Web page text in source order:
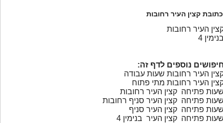
כתובת קצין העיר רחובות
העיר רחובות
4
נוספים לדף זה:
העיר רחובות שעות עבודה
העיר רחובות מתי פתוח
פתיחה קצין העיר רחובות
פתיחה קצין העיר סניף רחובות
פתיחה קצין העיר סניף
פתיחה קצין העיר בנימין 4